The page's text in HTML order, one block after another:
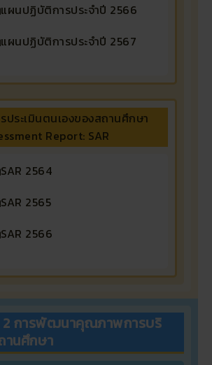
แผนปฏิบัติการประจำปี 2566
แผนปฏิบัติการประจำปี 2567
ประเมินตนเองของสถานศึกษา
Report: SAR
SAR 2564
SAR 2565
SAR 2566
2 การพัฒนาคุณภาพการบริ
านศึกษา